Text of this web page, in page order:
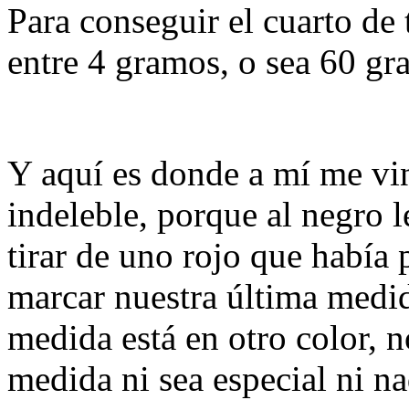
Para conseguir el cuarto
entre 4 gramos, o sea 60
Y aquí es donde a mí me
indeleble, porque al negro
tirar de uno rojo que había
marcar nuestra última
medida está en otro color,
medida ni sea especial ni